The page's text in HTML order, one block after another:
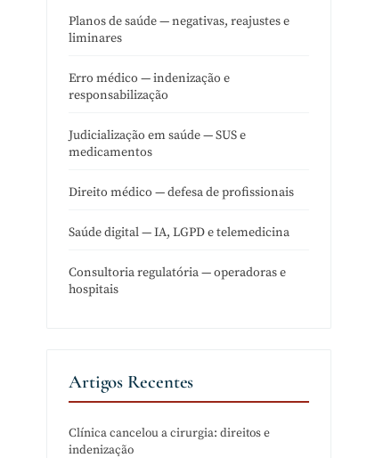
Planos de saúde — negativas, reajustes e
liminares
Erro médico — indenização e
responsabilização
Judicialização em saúde — SUS e
medicamentos
Direito médico — defesa de profissionais
Saúde digital — IA, LGPD e telemedicina
Consultoria regulatória — operadoras e
hospitais
Artigos Recentes
Clínica cancelou a cirurgia: direitos e
indenização